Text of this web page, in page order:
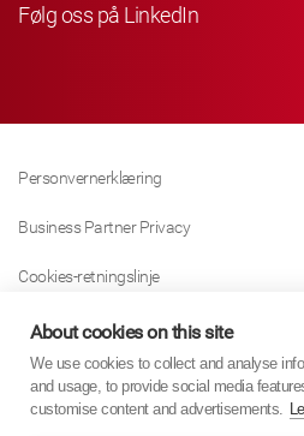
Følg oss på LinkedIn
Personvernerklæring
Business Partner Privacy
Cookies-retningslinje
Modern Slavery Act Policy
Tax Strategy
About cookies on this site
We use cookies to collect and analyse
and usage, to provide social media
customise content and advertisements.